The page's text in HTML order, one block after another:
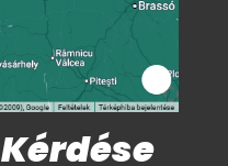
Kérdése